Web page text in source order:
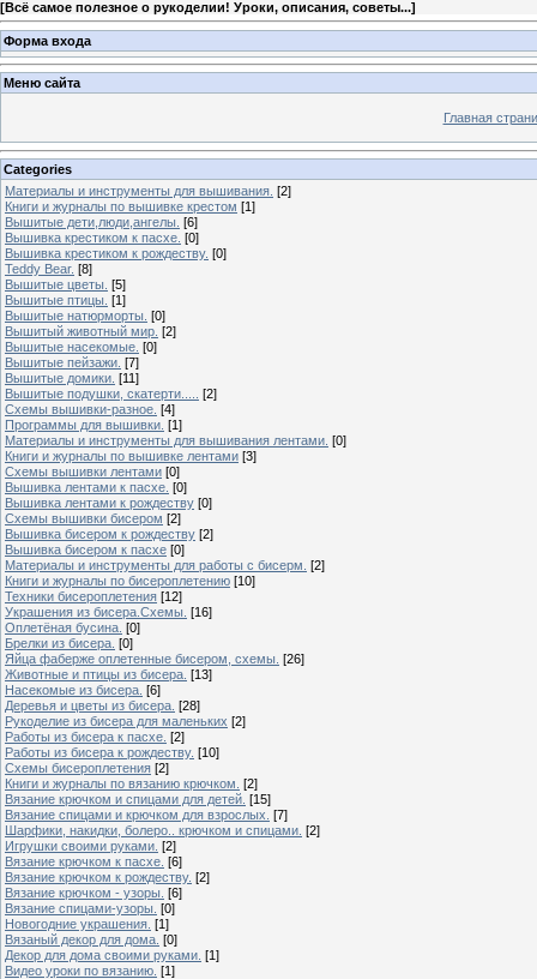
[Всё самое полезное о рукоделии! Уроки, описания, советы...]
Форма входа
Меню сайта
Главная
Categories
Материалы и инструменты для вышивания. [2]
Книги и журналы по вышивке крестом [1]
Вышитые дети,люди,ангелы. [6]
Вышивка крестиком к пасхе. [0]
Вышивка крестиком к рождеству. [0]
Teddy Bear. [8]
Вышитые цветы. [5]
Вышитые птицы. [1]
Вышитые натюрморты. [0]
Вышитый животный мир. [2]
Вышитые насекомые. [0]
Вышитые пейзажи. [7]
Вышитые домики. [11]
Вышитые подушки, скатерти.....
[2]
Схемы вышивки-разное. [4]
Программы для вышивки. [1]
Материалы и инструменты для вышивания лентами. [0]
Книги и журналы по вышивке лентами [3]
Схемы вышивки лентами [0]
Вышивка лентами к пасхе. [0]
Вышивка лентами к рождеству [0]
Схемы вышивки бисером [2]
Вышивка бисером к рождеству [2]
Вышивка бисером к пасхе [0]
Материалы и инструменты для работы с бисерм. [2]
Книги и журналы по бисероплетению [10]
Техники бисероплетения [12]
Украшения из бисера.Схемы. [16]
Оплетёная бусина. [0]
Брелки из бисера. [0]
Яйца фаберже оплетенные бисером, схемы. [26]
Животные и птицы из бисера. [13]
Насекомые из бисера. [6]
Деревья и цветы из бисера. [28]
Рукоделие из бисера для маленьких [2]
Работы из бисера к пасхе. [2]
Работы из бисера к рождеству. [10]
Схемы бисероплетения [2]
Книги и журналы по вязанию крючком. [2]
Вязание крючком и спицами для детей. [15]
Вязание спицами и крючком для взрослых. [7]
Шарфики, накидки, болеро.. крючком и спицами. [2]
Игрушки своими руками. [2]
Вязание крючком к пасхе. [6]
Вязание крючком к рождеству. [2]
Вязание крючком - узоры. [6]
Вязание спицами-узоры. [0]
Новогодние украшения. [1]
Вязаный декор для дома. [0]
Декор для дома своими руками. [1]
Видео уроки по вязанию. [1]